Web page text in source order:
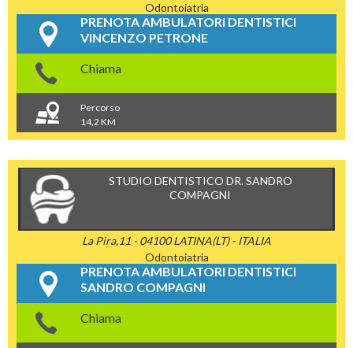
Odontoiatria
PRENOTA AMBULATORI DENTISTICI
VINCENZO PETRONE
Chiama
Percorso
14,2 KM
STUDIO DENTISTICO DR. SANDRO
COMPAGNI
La Pira,11 - 04100 LATINA(LT) - ITALIA
Odontoiatria
PRENOTA AMBULATORI DENTISTICI
SANDRO COMPAGNI
Chiama